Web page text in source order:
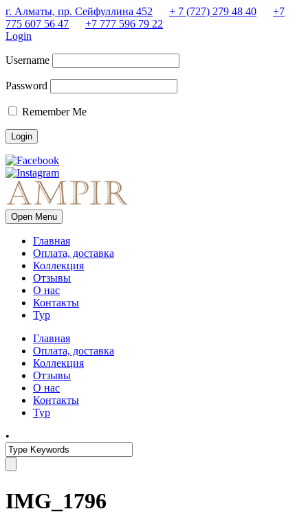
г. Алматы, пр. Сейфуллина 452 + 7 (727) 279 48 40
+7
775 607 56 47
+7 777 596 79 22
Login
Username
Password
Remember Me
Open Menu
Главная
Оплата, доставка
Коллекция
Отзывы
О нас
Контакты
Тур
Главная
Оплата, доставка
Коллекция
Отзывы
О нас
Контакты
Тур
•
IMG_1796